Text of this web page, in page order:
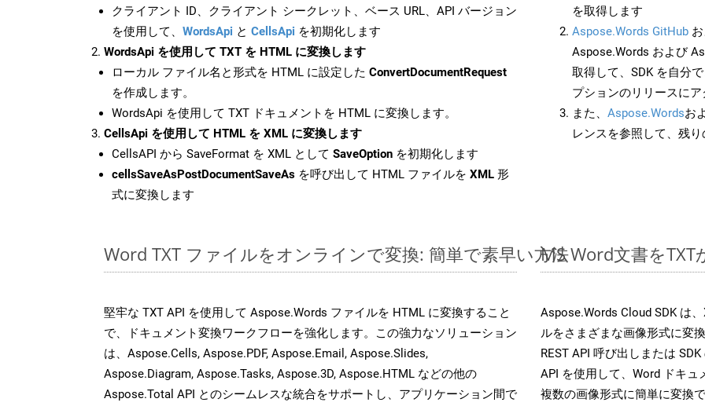
クライアント ID、クライアント シークレット、ベース URL、API バージョン
を使用して、 WordsApi と CellsApi を初期化します
WordsApi を使用して TXT を HTML に変換します
ローカル ファイル名と形式を HTML に設定した ConvertDocumentRequest
を作成します。
WordsApi を使用して TXT ドキュメントを HTML に変換します。
CellsApi を使用して HTML を XML に変換します
CellsAPI から SaveFormat を XML として SaveOption を初期化します
cellsSaveAsPostDocumentSaveAs を呼び出して HTML ファイルを XML 形
式に変換します
を取得します
Aspose.Words GitHub
Aspose.Words および
取得して、SDK を自分
プションのリリースにア
また、 Aspose.Wordsお
レンスを参照して、残
Word TXT ファイルをオンラインで変換: 簡単で素早い方法
堅牢な TXT API を使用して Aspose.Words ファイルを HTML に変換すること
で、ドキュメント変換ワークフローを強化します。この強力なソリューション
は、Aspose.Cells, Aspose.PDF, Aspose.Email, Aspose.Slides,
Aspose.Diagram, Aspose.Tasks, Aspose.3D, Aspose.HTML などの他の
Aspose.Total API とのシームレスな統合をサポートし、アプリケーション間で
MS Word文書を
Aspose.Words Cloud SDK は
ルをさまざまな画像形式に変
REST API 呼び出しまたは
API を使用して、Word ドキュ
複数の画像形式に簡単に変換で